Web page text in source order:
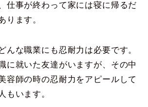
仕事が終わって家には寝に帰るだ
ります。
んな職業にも忍耐力は必要です。
に就いた友達がいますが、その中
容師の時の忍耐力をアピールして
もいます。